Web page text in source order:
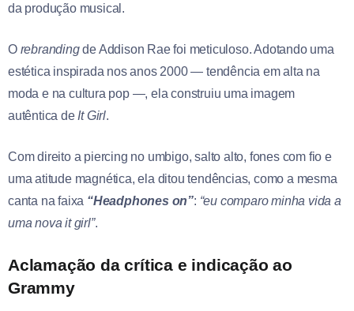
da produção musical.
O rebrandingde Addison Rae foi meticuloso. Adotando uma
estética inspirada nos anos 2000 — tendência em alta na
moda e na cultura pop —, ela construiu uma imagem
autêntica de It Girl.
Com direito a piercing no umbigo, salto alto, fones com fio e
uma atitude magnética, ela ditou tendências, como a mesma
canta na faixa “Headphones on”: “eu comparo minha vida a
uma nova it girl”.
Aclamação da crítica e indicação ao
Grammy